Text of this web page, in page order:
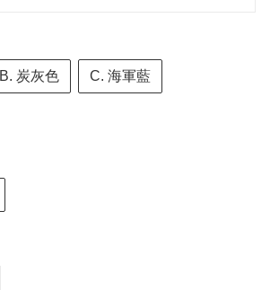
B. 炭灰色 C. 海軍藍